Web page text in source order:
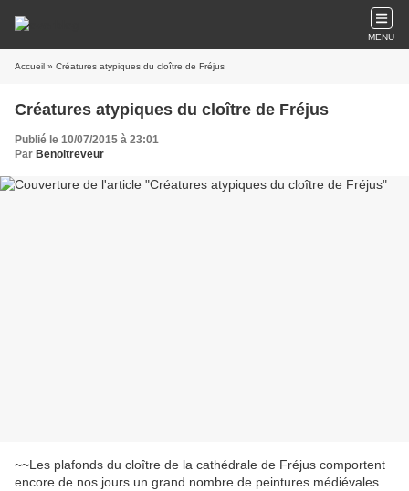
MENU
Accueil » Créatures atypiques du cloître de Fréjus
Créatures atypiques du cloître de Fréjus
Publié le 10/07/2015 à 23:01
Par Benoitreveur
~~Les plafonds du cloître de la cathédrale de Fréjus comportent
encore de nos jours un grand nombre de peintures médiévales